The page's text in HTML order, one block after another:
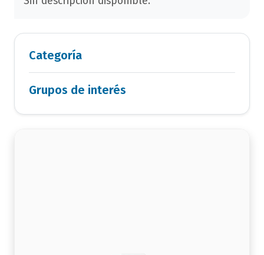
Categoría
Grupos de interés